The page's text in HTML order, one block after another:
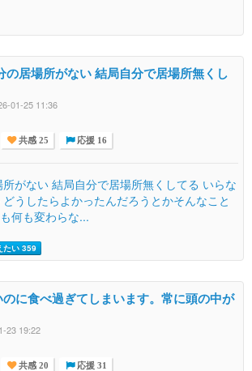
の居場所がない 結局自分で居場所無くし
01-25 11:36
共感 25 応援 16
がない 結局自分で居場所無くしてる いらな
うしたらよかったんだろうとかそんなこと
何も変わらな...
たい 359
に食べ過ぎてしまいます。常に頭の中が
23 19:22
共感 20 応援 31